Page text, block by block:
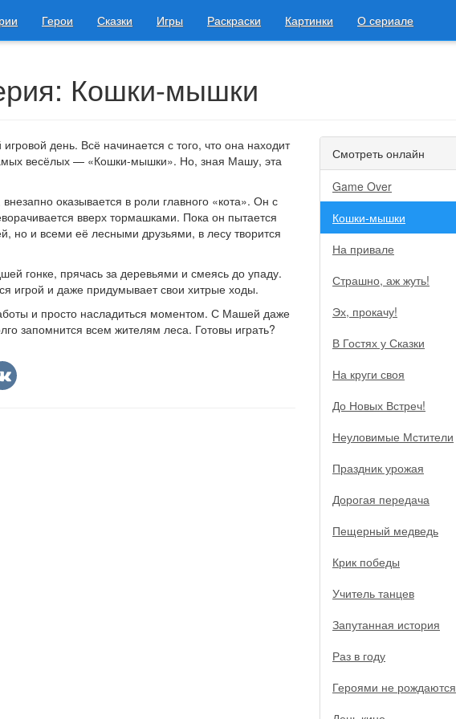
Герои Сказки Игры Раскраски Картинки О сериале
Кошки-мышки
день. Всё начинается с того, что она находит
весёлых — «Кошки-мышки». Но, зная Машу, эта
оказывается в роли главного «кота». Он с
вверх тормашками. Пока он пытается
но и всеми её лесными друзьями, в лесу творится
гонке, прячась за деревьями и смеясь до упаду.
игрой и даже придумывает свои хитрые ходы.
и просто насладиться моментом. С Машей даже
запомнится всем жителям леса. Готовы играть?
Смотреть онлайн
Game Over
Кошки-мышки
На привале
Страшно, аж жуть!
Эх, прокачу!
В Гостях у Сказки
На круги своя
До Новых Встреч!
Неуловимые Мстители
Праздник урожая
Дорогая передача
Пещерный медведь
Крик победы
Учитель танцев
Запутанная история
Раз в году
Героями не рождаются